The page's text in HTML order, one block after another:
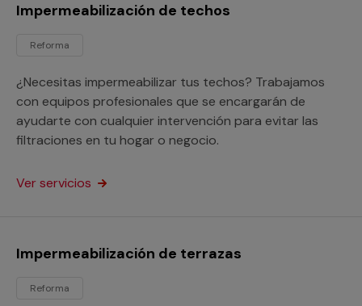
Impermeabilización de techos
Reforma
¿Necesitas impermeabilizar tus techos? Trabajamos
con equipos profesionales que se encargarán de
ayudarte con cualquier intervención para evitar las
filtraciones en tu hogar o negocio.
Ver servicios
Impermeabilización de terrazas
Reforma